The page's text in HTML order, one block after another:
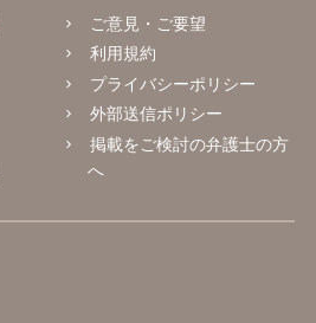
ご意見・ご要望
利用規約
プライバシーポリシー
外部送信ポリシー
掲載をご検討の弁護士の方
へ